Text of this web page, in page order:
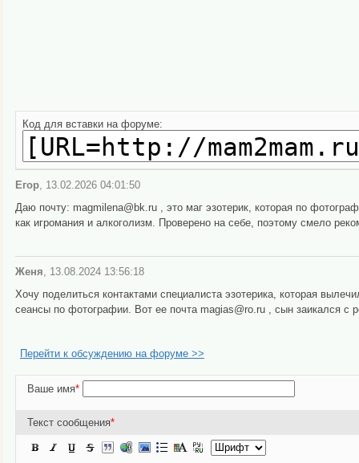
Код для вставки на форуме:
Егор, 13.02.2026 04:01:50
Даю почту: magmilena@bk.ru , это маг эзотерик, которая по
как игромания и алкоголизм. Проверено на себе, поэтому смело
Женя, 13.08.2024 13:56:18
Хочу поделиться контактами специалиста эзотерика, которая
сеансы по фотографии. Вот ее почта magias@ro.ru , сын заикался с
Перейти к обсуждению на форуме >>
Ваше имя*
Текст сообщения*